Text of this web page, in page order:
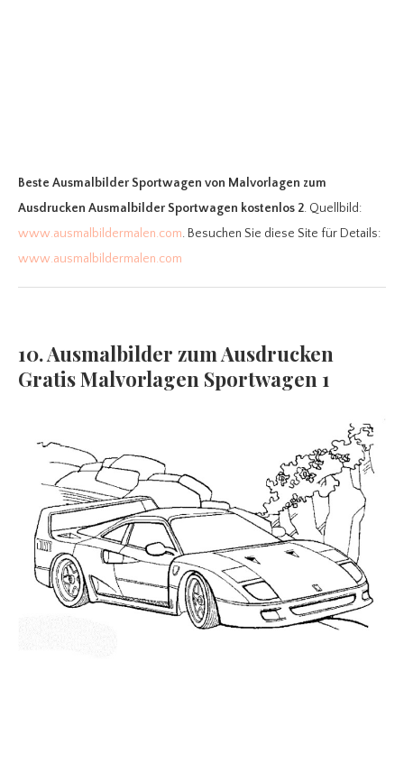
Beste Ausmalbilder Sportwagen von Malvorlagen zum
Ausdrucken Ausmalbilder Sportwagen kostenlos 2. Quellbild:
www.ausmalbildermalen.com. Besuchen Sie diese Site für Details:
www.ausmalbildermalen.com
10. Ausmalbilder zum Ausdrucken
Gratis Malvorlagen Sportwagen 1